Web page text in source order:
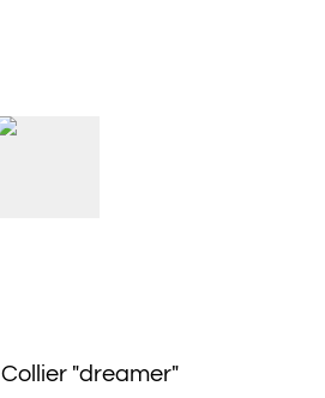
Collier "dreamer"